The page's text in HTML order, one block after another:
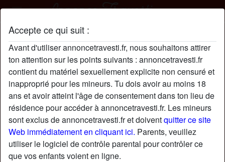
Accepte ce qui suit :
Avant d'utiliser annoncetravesti.fr, nous souhaitons attirer
ton attention sur les points suivants : annoncetravesti.fr
contient du matériel sexuellement explicite non censuré et
inapproprié pour les mineurs. Tu dois avoir au moins 18
ans et avoir atteint l'âge de consentement dans ton lieu de
résidence pour accéder à annoncetravesti.fr. Les mineurs
sont exclus de annoncetravesti.fr et doiventquitter ce site
Web immédiatement en cliquant ici. Parents, veuillez
utiliser le logiciel de contrôle parental pour contrôler ce
que vos enfants voient en ligne.
VéroBerlioz301 profil